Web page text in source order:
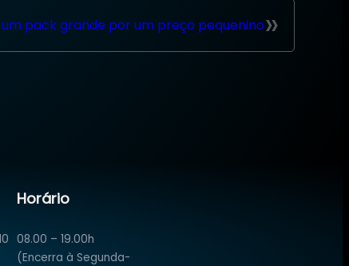
»
pack grande por um preço pequenino
Horário
08.00 – 19.00h
(Encerra à Segunda-